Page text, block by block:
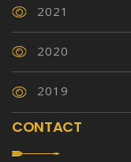
2021
2020
2019
CONTACT